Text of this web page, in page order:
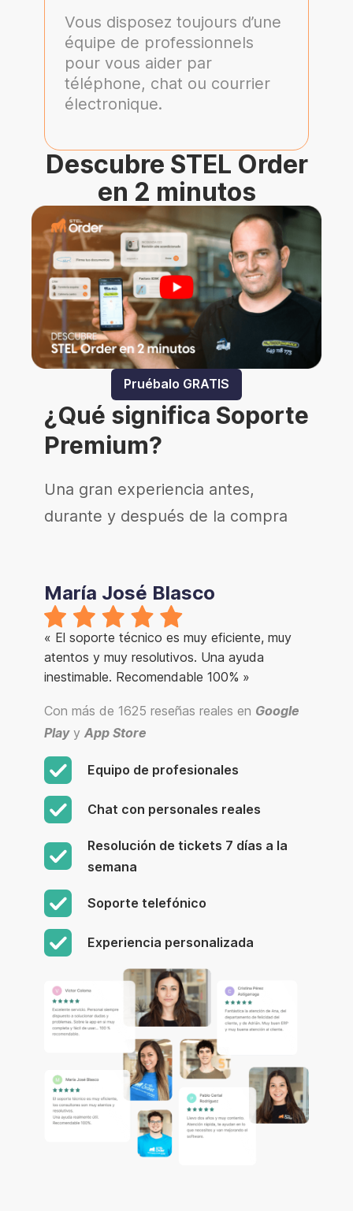
Vous disposez toujours d’une
équipe de professionnels
pour vous aider par
téléphone, chat ou courrier
électronique.
Descubre STEL Order
en 2 minutos
Pruébalo GRATIS
¿Qué significa Soporte
Premium?
Una gran experiencia antes,
durante y después de la compra
María José Blasco
« El soporte técnico es muy eficiente, muy
atentos y muy resolutivos. Una ayuda
inestimable. Recomendable 100% »
Con más de 1625 reseñas reales en Google
Playy App Store
Equipo de profesionales
Chat con personales reales
Resolución de tickets 7 días a la
semana
Soporte telefónico
Experiencia personalizada